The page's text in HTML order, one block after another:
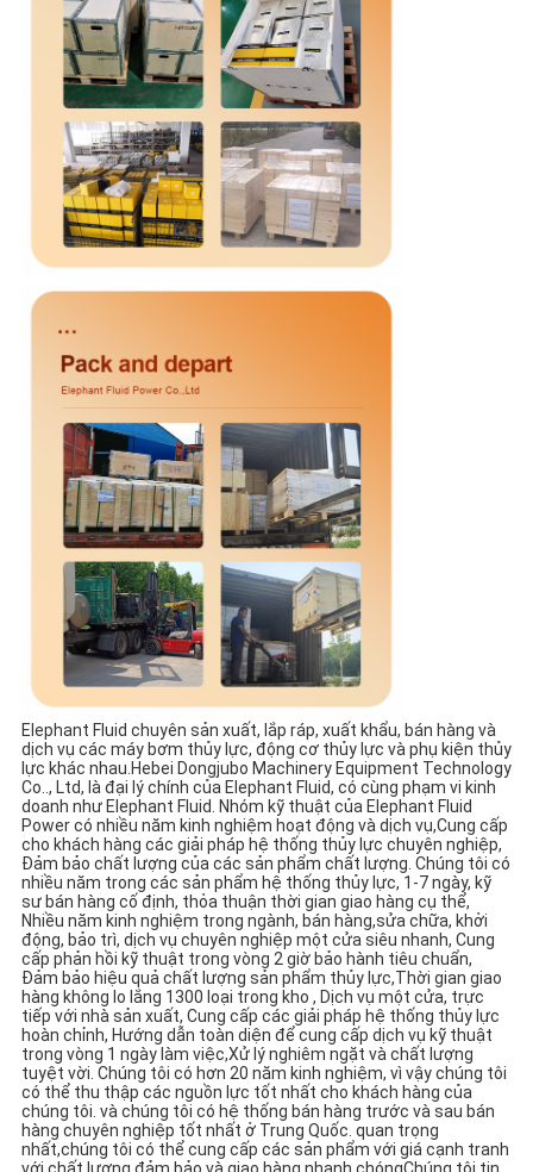
Elephant Fluid chuyên sản xuất, lắp ráp, xuất khẩu, bán hàng và
dịch vụ các máy bơm thủy lực, động cơ thủy lực và phụ kiện thủy
lực khác nhau.Hebei Dongjubo Machinery Equipment Technology
Co.., Ltd, là đại lý chính của Elephant Fluid, có cùng phạm vi kinh
doanh như Elephant Fluid. Nhóm kỹ thuật của Elephant Fluid
Power có nhiều năm kinh nghiệm hoạt động và dịch vụ,Cung cấp
cho khách hàng các giải pháp hệ thống thủy lực chuyên nghiệp,
Đảm bảo chất lượng của các sản phẩm chất lượng. Chúng tôi có
nhiều năm trong các sản phẩm hệ thống thủy lực, 1-7 ngày, kỹ
sư bán hàng cố định, thỏa thuận thời gian giao hàng cụ thể,
Nhiều năm kinh nghiệm trong ngành, bán hàng,sửa chữa, khởi
động, bảo trì, dịch vụ chuyên nghiệp một cửa siêu nhanh, Cung
cấp phản hồi kỹ thuật trong vòng 2 giờ bảo hành tiêu chuẩn,
Đảm bảo hiệu quả chất lượng sản phẩm thủy lực,Thời gian giao
hàng không lo lắng 1300 loại trong kho , Dịch vụ một cửa, trực
tiếp với nhà sản xuất, Cung cấp các giải pháp hệ thống thủy lực
hoàn chỉnh, Hướng dẫn toàn diện để cung cấp dịch vụ kỹ thuật
trong vòng 1 ngày làm việc,Xử lý nghiêm ngặt và chất lượng
tuyệt vời. Chúng tôi có hơn 20 năm kinh nghiệm, vì vậy chúng tôi
có thể thu thập các nguồn lực tốt nhất cho khách hàng của
chúng tôi. và chúng tôi có hệ thống bán hàng trước và sau bán
hàng chuyên nghiệp tốt nhất ở Trung Quốc. quan trọng
nhất,chúng tôi có thể cung cấp các sản phẩm với giá cạnh tranh